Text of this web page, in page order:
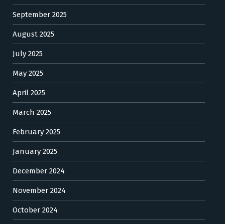
September 2025
August 2025
July 2025
May 2025
April 2025
March 2025
February 2025
January 2025
December 2024
November 2024
October 2024